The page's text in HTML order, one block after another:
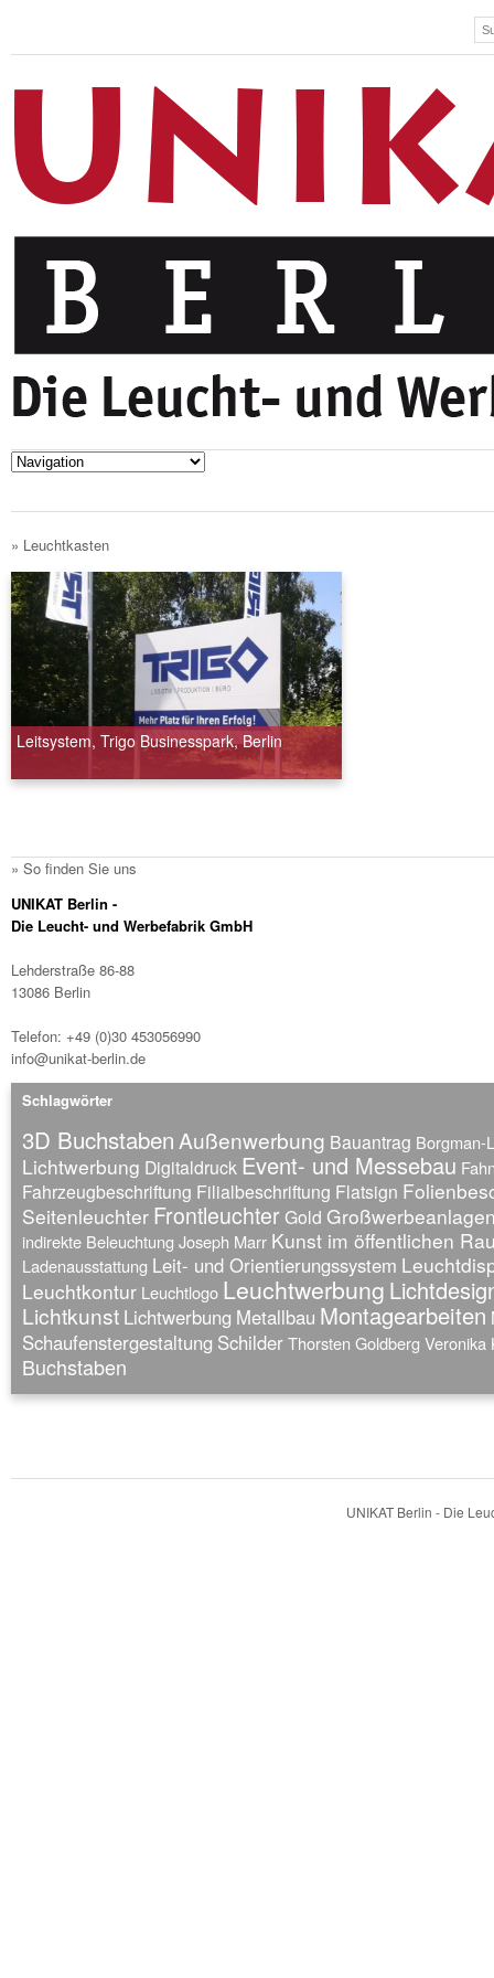
» Leuchtkasten
Leitsystem, Trigo Businesspark, Berlin
» So finden Sie uns
UNIKAT Berlin -
Die Leucht- und Werbefabrik GmbH
Lehderstraße 86-88
13086 Berlin
Telefon: +49 (0)30 453056990
info@unikat-berlin.de
Schlagwörter
3D Buchstaben Außenwerbung Bauantrag Borgman-
Lichtwerbung Digitaldruck Event- und Messebau
Fahrzeugbeschriftung Filialbeschriftung Flatsign
Seitenleuchter FrontleuchterGold
indirekte Beleuchtung Joseph Marr Kunst im öffentlichen
Ladenausstattung Leit- und Orientierungssystem
Leuchtkontur Leuchtlogo Leuchtwerbung
Lichtkunst Lichtwerbung Metallbau Montagearbeiten
Schaufenstergestaltung SchilderThorsten Goldberg Veronika
Buchstaben
UNIKAT Berlin - Die